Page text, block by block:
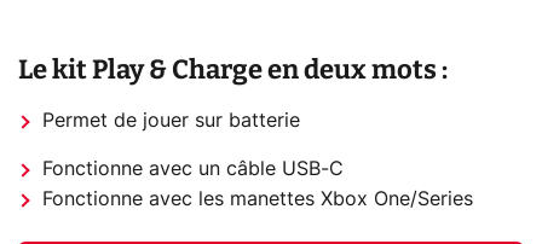
Le kit Play & Charge en deux mots :
Permet de jouer sur batterie
Fonctionne avec un câble USB-C
Fonctionne avec les manettes Xbox One/Series